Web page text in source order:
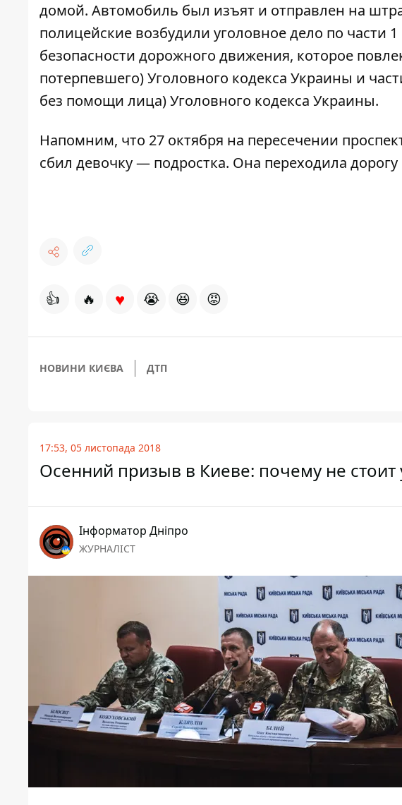
домой. Автомобиль был изъят и отправлен на
полицейские возбудили уголовное дело по части
безопасности дорожного движения, которое
потерпевшего) Уголовного кодекса Украины и
без помощи лица) Уголовного кодекса Украины.
Напомним, что 27 октября на пересечении
сбил девочку — подростка. Она переходила
👍 🔥 ♥ 😭 😆 😡
НОВИНИ КИЄВА ДТП
17:53, 05 листопада 2018
Осенний призыв в Киеве: почему не стоит
Інформатор Дніпро
ЖУРНАЛІСТ